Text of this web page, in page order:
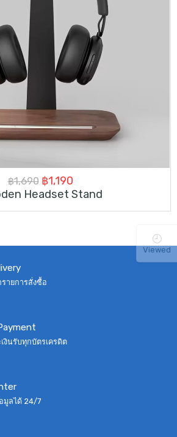
฿1,690 Original
price
฿1,190Current
price
Headset Stand
ายการสั่งซื้อ
งินรับทุกบัตรเครดิต
มูลได้ 24/7
Viewed